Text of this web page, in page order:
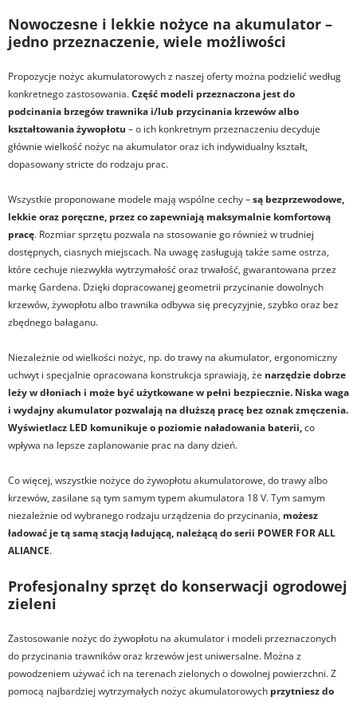
Nowoczesne i lekkie nożyce na akumulator –
jedno przeznaczenie, wiele możliwości
Propozycje nożyc akumulatorowych z naszej oferty można podzielić według
konkretnego zastosowania.Część modeli przeznaczona jest do
podcinania brzegów trawnika i/lub przycinania krzewów albo
kształtowania żywopłotu – o ich konkretnym przeznaczeniu decyduje
głównie wielkość nożyc na akumulator oraz ich indywidualny kształt,
dopasowany stricte do rodzaju prac.
Wszystkie proponowane modele mają wspólne cechy –są bezprzewodowe,
lekkie oraz poręczne, przez co zapewniają maksymalnie komfortową
pracę. Rozmiar sprzętu pozwala na stosowanie go również w trudniej
dostępnych, ciasnych miejscach. Na uwagę zasługują także same ostrza,
które cechuje niezwykła wytrzymałość oraz trwałość, gwarantowana przez
markę Gardena. Dzięki dopracowanej geometrii przycinanie dowolnych
krzewów, żywopłotu albo trawnika odbywa się precyzyjnie, szybko oraz bez
zbędnego bałaganu.
Niezależnie od wielkości nożyc, np. do trawy na akumulator, ergonomiczny
uchwyt i specjalnie opracowana konstrukcja sprawiają, że narzędzie dobrze
leży w dłoniach i może być użytkowane w pełni bezpiecznie. Niska waga
i wydajny akumulator pozwalają na dłuższą pracę bez oznak zmęczenia.
Wyświetlacz LED komunikuje o poziomie naładowania baterii,co
wpływa na lepsze zaplanowanie prac na dany dzień.
Co więcej, wszystkie nożyce do żywopłotu akumulatorowe, do trawy albo
krzewów, zasilane są tym samym typem akumulatora 18 V. Tym samym
niezależnie od wybranego rodzaju urządzenia do przycinania, możesz
ładować je tą samą stacją ładującą, należącą do serii POWER FOR ALL
ALIANCE.
Profesjonalny sprzęt do konserwacji ogrodowej
zieleni
Zastosowanie nożyc do żywopłotu na akumulator i modeli przeznaczonych
do przycinania trawników oraz krzewów jest uniwersalne. Można z
powodzeniem używać ich na terenach zielonych o dowolnej powierzchni. Z
pomocą najbardziej wytrzymałych nożyc akumulatorowych przytniesz do